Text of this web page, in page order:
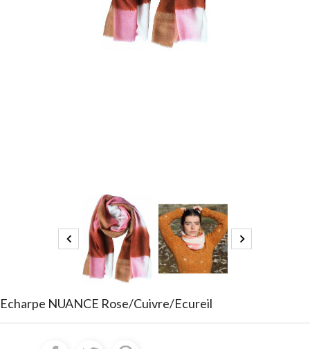
 
Echarpe NUANCE Rose/cuivre/ecureil